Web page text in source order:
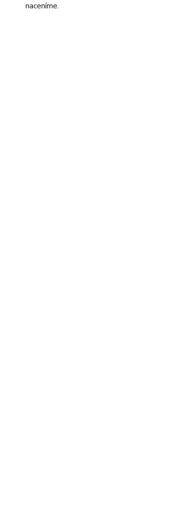
naceníme.